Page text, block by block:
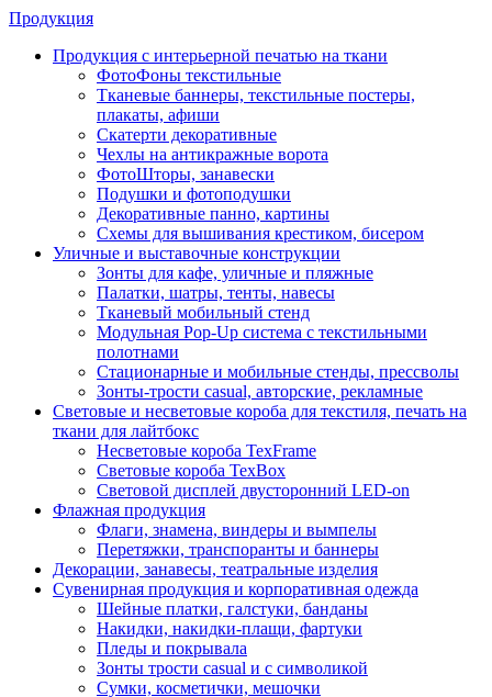
Продукция
Продукция с интерьерной печатью на ткани
ФотоФоны текстильные
Тканевые баннеры, текстильные постеры,
плакаты, афиши
Скатерти декоративные
Чехлы на антикражные ворота
ФотоШторы, занавески
Подушки и фотоподушки
Декоративные панно, картины
Схемы для вышивания крестиком, бисером
Уличные и выставочные конструкции
Зонты для кафе, уличные и пляжные
Палатки, шатры, тенты, навесы
Тканевый мобильный стенд
Модульная Pop-Up система с текстильными
полотнами
Стационарные и мобильные стенды, прессволы
Зонты-трости casual, авторские, рекламные
Световые и несветовые короба для текстиля, печать на
ткани для лайтбокс
Несветовые короба TexFrame
Световые короба TexBox
Световой дисплей двусторонний LED-on
Флажная продукция
Флаги, знамена, виндеры и вымпелы
Перетяжки, транспоранты и баннеры
Декорации, занавесы, театральные изделия
Сувенирная продукция и корпоративная одежда
Шейные платки, галстуки, банданы
Накидки, накидки-плащи, фартуки
Пледы и покрывала
Зонты трости casual и с символикой
Сумки, косметички, мешочки